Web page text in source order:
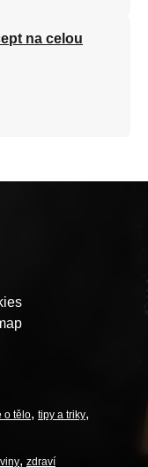
na celou
o tělo tipy a triky
zdraví